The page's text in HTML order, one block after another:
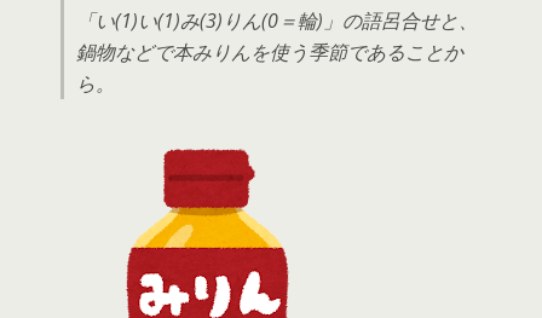
「い(1)い(1)み(3)りん(0＝輪)」の語呂合せと、
鍋物などで本みりんを使う季節であることか
ら。